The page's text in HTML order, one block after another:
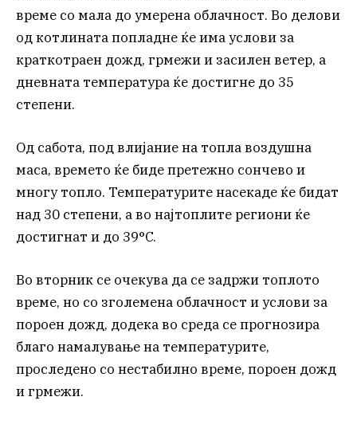
време со мала до умерена облачност. Во делови
од котлината попладне ќе има услови за
краткотраен дожд, грмежи и засилен ветер, а
дневната температура ќе достигне до 35
степени.
Од сабота, под влијание на топла воздушна
маса, времето ќе биде претежно сончево и
многу топло. Температурите насекаде ќе бидат
над 30 степени, а во најтоплите региони ќе
достигнат и до 39°C.
Во вторник се очекува да се задржи топлото
време, но со зголемена облачност и услови за
пороен дожд, додека во среда се прогнозира
благо намалување на температурите,
проследено со нестабилно време, пороен дожд
и грмежи.